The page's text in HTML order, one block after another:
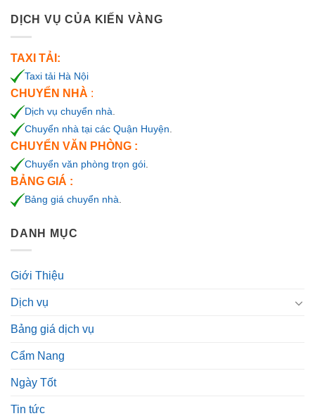
DỊCH VỤ CỦA KIẾN VÀNG
TAXI TẢI:
Taxi tải Hà Nội
CHUYỂN NHÀ :
Dịch vụ chuyển nhà
Chuyển nhà tại các Quận Huyện
CHUYỂN VĂN PHÒNG :
Chuyển văn phòng trọn gói
BẢNG GIÁ :
Bảng giá chuyển nhà
DANH MỤC
Giới Thiệu
Dịch vụ
Bảng giá dịch vụ
Cẩm Nang
Ngày Tốt
Tin tức